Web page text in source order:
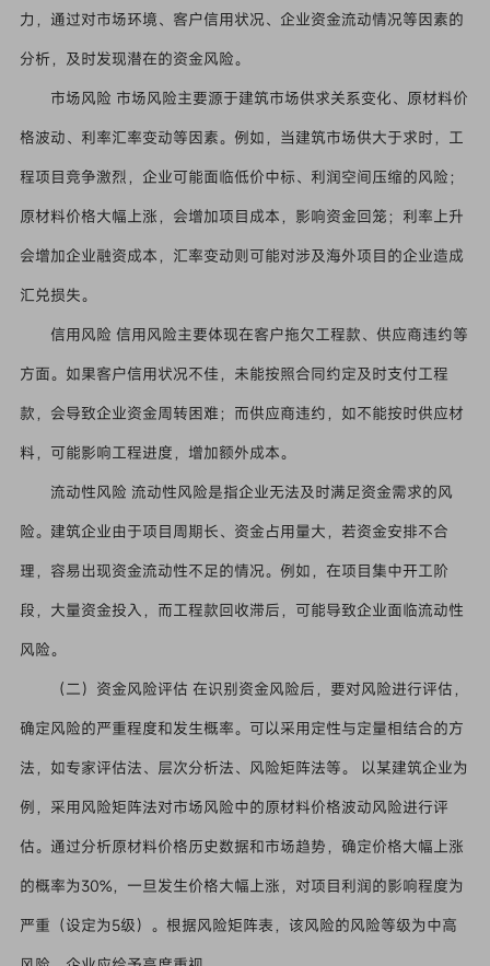
力，通过对市场环境、客户信用状况、企业资金流动情况等因素的
分析，及时发现潜在的资金风险。
市场风险 市场风险主要源于建筑市场供求关系变化、原材料价
格波动、利率汇率变动等因素。例如，当建筑市场供大于求时，工
程项目竞争激烈，企业可能面临低价中标、利润空间压缩的风险；
原材料价格大幅上涨，会增加项目成本，影响资金回笼；利率上升
会增加企业融资成本，汇率变动则可能对涉及海外项目的企业造成
汇兑损失。
信用风险 信用风险主要体现在客户拖欠工程款、供应商违约等
方面。如果客户信用状况不佳，未能按照合同约定及时支付工程
款，会导致企业资金周转困难；而供应商违约，如不能按时供应材
料，可能影响工程进度，增加额外成本。
流动性风险 流动性风险是指企业无法及时满足资金需求的风
险。建筑企业由于项目周期长、资金占用量大，若资金安排不合
理，容易出现资金流动性不足的情况。例如，在项目集中开工阶
段，大量资金投入，而工程款回收滞后，可能导致企业面临流动性
风险。
（二）资金风险评估 在识别资金风险后，要对风险进行评估，
确定风险的严重程度和发生概率。可以采用定性与定量相结合的方
法，如专家评估法、层次分析法、风险矩阵法等。 以某建筑企业为
例，采用风险矩阵法对市场风险中的原材料价格波动风险进行评
估。通过分析原材料价格历史数据和市场趋势，确定价格大幅上涨
的概率为30%，一旦发生价格大幅上涨，对项目利润的影响程度为
严重（设定为5级）。根据风险矩阵表，该风险的风险等级为中高